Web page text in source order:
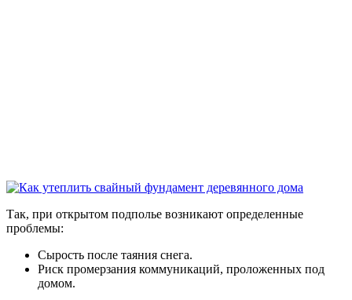
Так, при открытом подполье возникают определенные
проблемы:
Сырость после таяния снега.
Риск промерзания коммуникаций, проложенных под
домом.